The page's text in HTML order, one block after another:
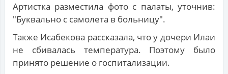
Артистка разместила фото с палаты, уточнив:
"Буквально с самолета в больницу".
Также Исабекова рассказала, что у дочери Илаи
не сбивалась температура. Поэтому было
принято решение о госпитализации.